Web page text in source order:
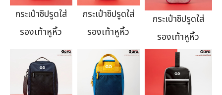
กระเป๋าซิปรูดใส่
รองเท้าหูหิ้ว
กระเป๋าซิปรูดใส่
รองเท้าหูหิ้ว
กระเป๋าซิปรูดใส่
รองเท้าหูหิ้ว